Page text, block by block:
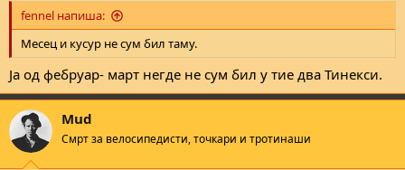
fennel напиша:
Месец и кусур не сум бил таму.
Ја од фебруар- март негде не сум бил у тие два Тинекси.
Mud
Смрт за велосипедисти, точкари и тротинаши